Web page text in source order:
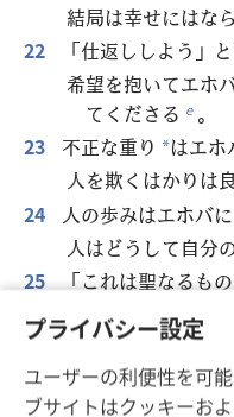
プライバシー設定
ユーザーの利便性を可
ブサイトはクッキーお
結局は幸せにはな
22
「仕返ししよう」
希望を抱いてエホ
てくださる e 。
23
不正な重り *はエホ
人を欺くはかりは
24
人の歩みはエホバ
人はどうして自分
25「これは聖なるも
誓約した事につい
。
26賢い王は悪人たち
彼らの上にローラ